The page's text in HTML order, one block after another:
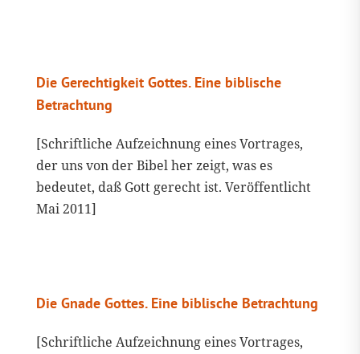
Die Gerechtigkeit Gottes. Eine biblische
Betrachtung
[Schriftliche Aufzeichnung eines Vortrages,
der uns von der Bibel her zeigt, was es
bedeutet, daß Gott gerecht ist. Veröffentlicht
Mai 2011]
Die Gnade Gottes. Eine biblische Betrachtung
[Schriftliche Aufzeichnung eines Vortrages,